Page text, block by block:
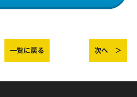
一覧に戻る 次へ ＞